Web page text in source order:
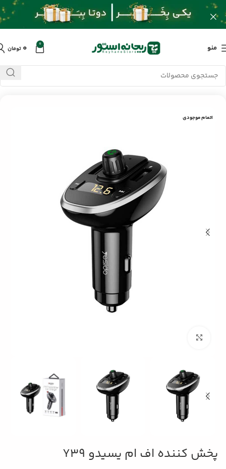
منو 0 ۰ تومان
خانه/محصولات/جانبی خودرو/پخش کننده اف ام یسیدو Y39
اتمام موجودی
پخش کننده اف ام یسیدو Y39